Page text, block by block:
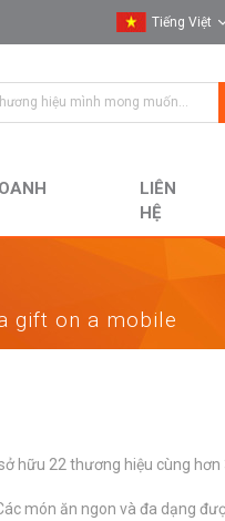
Tiếng Việt
English
LIÊN
HỆ
gift on a mobile
hữu 22 thương hiệu cùng
món ăn ngon và đa dạng